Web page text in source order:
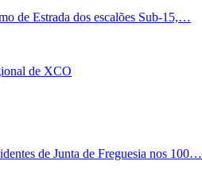
de Estrada dos escalões Sub-15,…
de XCO
de Junta de Freguesia nos 100…